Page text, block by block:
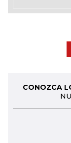
CONOZCA